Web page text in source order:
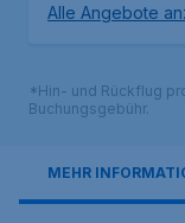
Alle Angebote
*Hin- und Rückflug
Buchungsgebühr.
MEHR